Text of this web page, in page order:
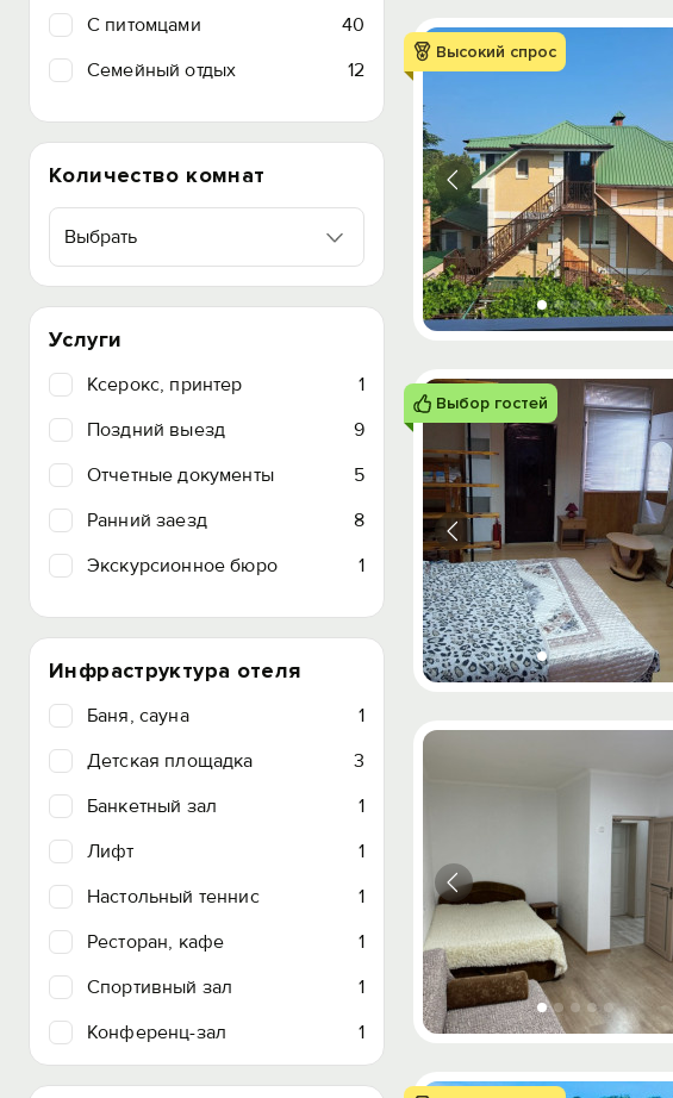
C питомцами
40
Семейный отдых
12
Количество комнат
Выбрать
Услуги
Ксерокс, принтер
1
Поздний выезд
9
Отчетные документы
5
Ранний заезд
8
Экскурсионное бюро
1
Инфраструктура отеля
Баня, сауна
1
Детская площадка
3
Банкетный зал
1
Лифт
1
Настольный теннис
1
Ресторан, кафе
1
Спортивный зал
1
Конференц-зал
1
Высокий спрос
Выбор гостей